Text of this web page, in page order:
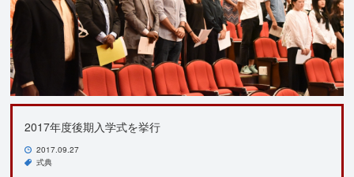
2017年度後期入学式を挙行
2017.09.27
式典